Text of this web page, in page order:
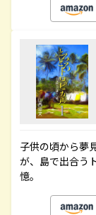
子供の頃から夢
が、島で出合う
憶。